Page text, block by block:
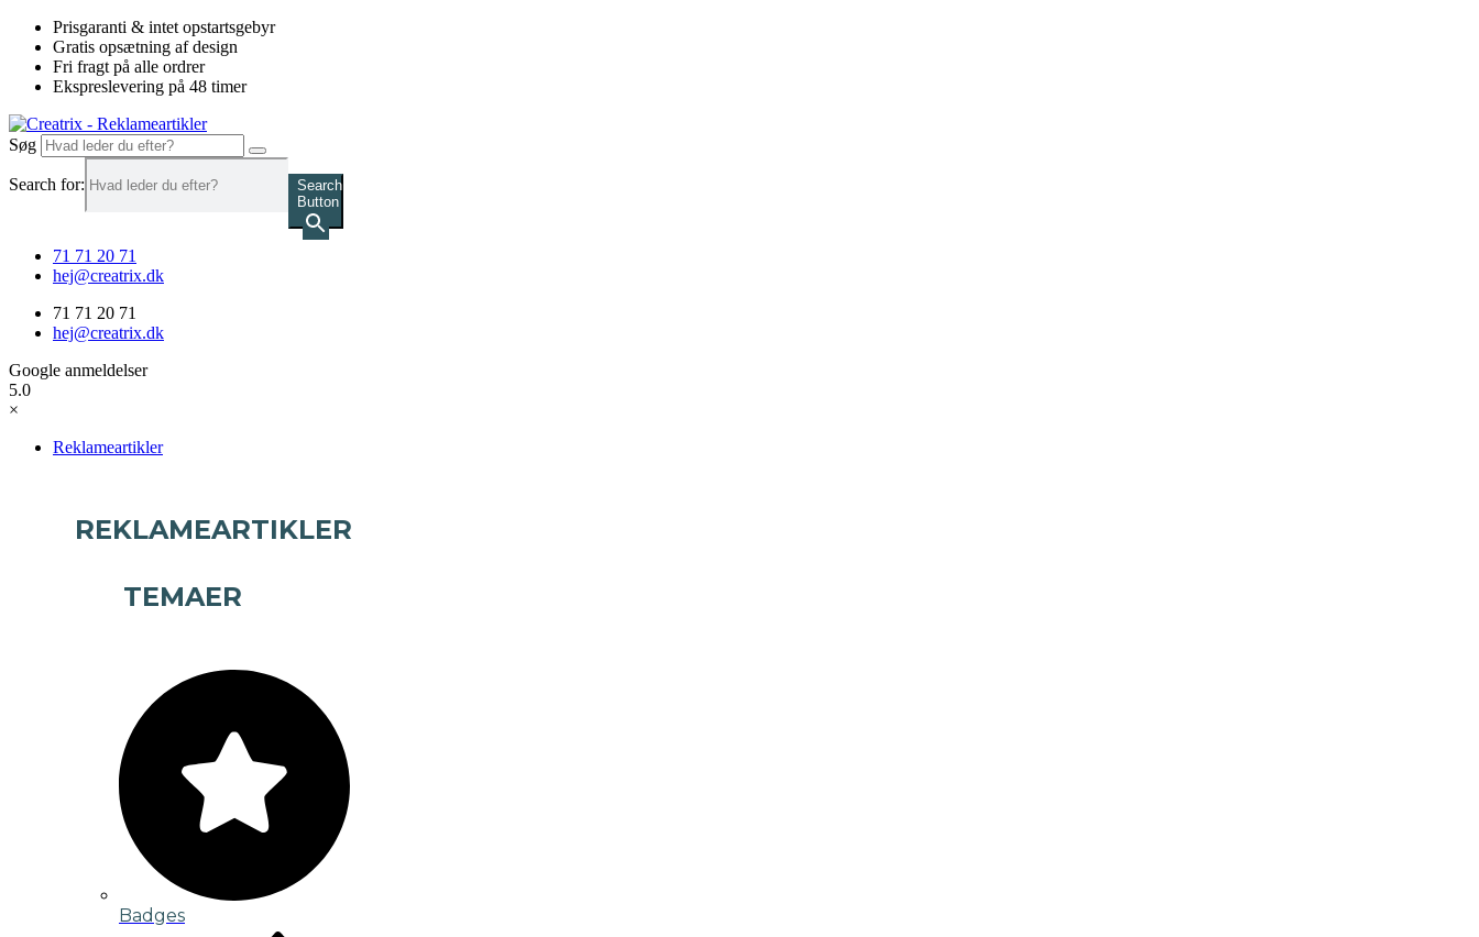
Videre
indhold
Prisgaranti & intet opstartsgebyr
Gratis opsætning af design
Fri fragt på alle ordrer
Ekspreslevering på 48 timer
Søg
Search for:
Search
Button
71 71 20 71
hej@creatrix.dk
71 71 20 71
hej@creatrix.dk
Google anmeldelser
5.0
×
Reklameartikler
REKLAMEARTIKLER
TEMAER
Badges